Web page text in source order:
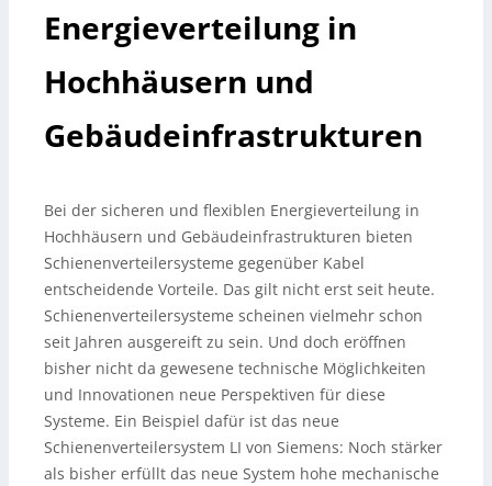
Energieverteilung in
Hochhäusern und
Gebäudeinfrastrukturen
Bei der sicheren und flexiblen Energieverteilung in
Hochhäusern und Gebäudeinfrastrukturen bieten
Schienenverteilersysteme gegenüber Kabel
entscheidende Vorteile. Das gilt nicht erst seit heute.
Schienenverteilersysteme scheinen vielmehr schon
seit Jahren ausgereift zu sein. Und doch eröffnen
bisher nicht da gewesene technische Möglichkeiten
und Innovationen neue Perspektiven für diese
Systeme. Ein Beispiel dafür ist das neue
Schienenverteilersystem LI von Siemens: Noch stärker
als bisher erfüllt das neue System hohe mechanische